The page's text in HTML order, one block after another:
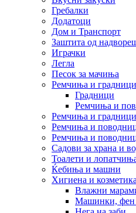
Гребалки
Додатоци
Дом и Транспорт
Заштита од
Играчки
Легла
Песок за мачиња
Ремчиња и градници
Градници
Ремчиња и
Ремчиња и градници
Ремчиња и
Ремчиња и
Садови за храна и
Тоалети и
Ќебиња и машни
Хигиена и козметика
Влажни
Машинки,